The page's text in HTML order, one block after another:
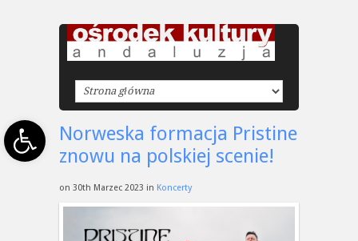
Open toolbarNorweska formacja Pristine
znowu na polskiej scenie!
on 30th Marzec 2023 in Koncerty